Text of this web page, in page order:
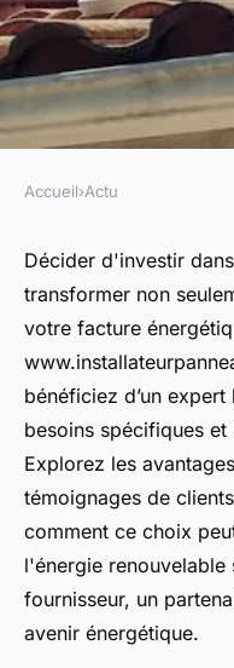
Votre expert
solaire.com
Léonie•11 décembre
Accueil›Actu
Décider d'investir
transformer non
votre facture
bénéficiez d’un
besoins spécifiques
Explorez les
témoignages de
comment ce choix
l'énergie renouvelable
fournisseur, un
avenir énergétique.